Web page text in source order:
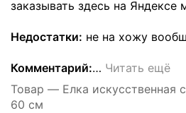
заказывать здесь на Яндексе
Недостатки: не на хожу
Комментарий:… Читать ещё
Товар — Елка искусственная
60 см